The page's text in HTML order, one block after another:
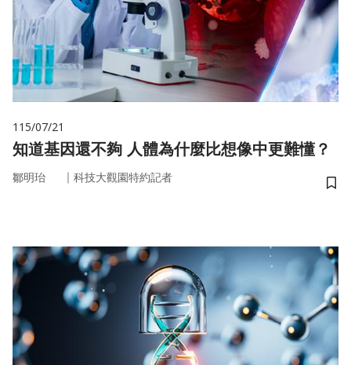
115/07/21
知道基因還不夠 人體為什麼比想像中更難懂？
鄒明珆 ｜ 科技大觀園特約記者
儲